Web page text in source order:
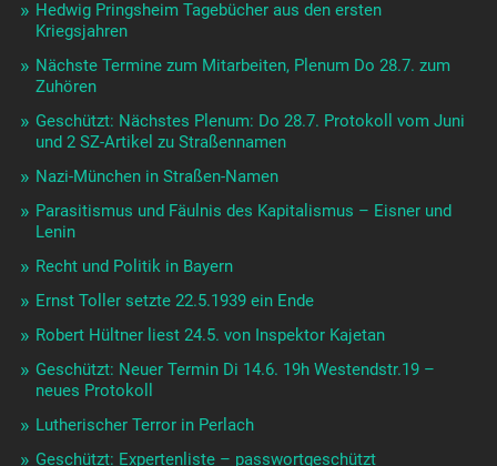
Hedwig Pringsheim Tagebücher aus den ersten
Kriegsjahren
Nächste Termine zum Mitarbeiten, Plenum Do 28.7. zum
Zuhören
Geschützt: Nächstes Plenum: Do 28.7. Protokoll vom Juni
und 2 SZ-Artikel zu Straßennamen
Nazi-München in Straßen-Namen
Parasitismus und Fäulnis des Kapitalismus – Eisner und
Lenin
Recht und Politik in Bayern
Ernst Toller setzte 22.5.1939 ein Ende
Robert Hültner liest 24.5. von Inspektor Kajetan
Geschützt: Neuer Termin Di 14.6. 19h Westendstr.19 –
neues Protokoll
Lutherischer Terror in Perlach
Geschützt: Expertenliste – passwortgeschützt